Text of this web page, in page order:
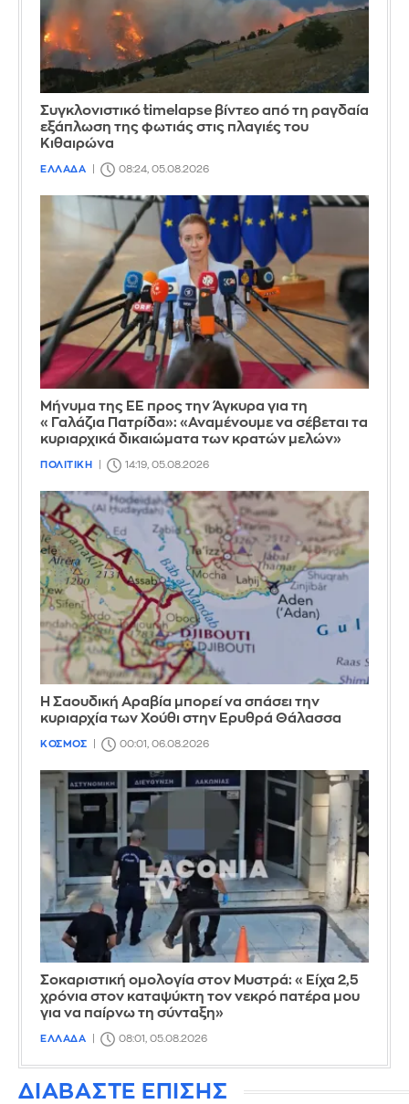
Συγκλονιστικό timelapse βίντεο από τη ραγδαία
εξάπλωση της φωτιάς στις πλαγιές του
Κιθαιρώνα
ΕΛΛΑΔΑ 08:24, 05.08.2026
Μήνυμα της ΕΕ προς την Άγκυρα για τη
«Γαλάζια Πατρίδα»: «Αναμένουμε να σέβεται τα
κυριαρχικά δικαιώματα των κρατών μελών»
ΠΟΛΙΤΙΚΗ 14:19, 05.08.2026
Η Σαουδική Αραβία μπορεί να σπάσει την
κυριαρχία των Χούθι στην Ερυθρά Θάλασσα
ΚΟΣΜΟΣ 00:01, 06.08.2026
Σοκαριστική ομολογία στον Μυστρά: «Είχα 2,5
χρόνια στον καταψύκτη τον νεκρό πατέρα μου
για να παίρνω τη σύνταξη»
ΕΛΛΑΔΑ 08:01, 05.08.2026
ΔΙΑΒΑΣΤΕ ΕΠΙΣΗΣ